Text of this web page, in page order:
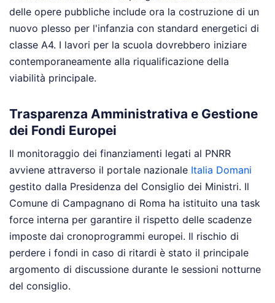
delle opere pubbliche include ora la costruzione di un
nuovo plesso per l'infanzia con standard energetici di
classe A4. I lavori per la scuola dovrebbero iniziare
contemporaneamente alla riqualificazione della
viabilità principale.
Trasparenza Amministrativa e Gestione
dei Fondi Europei
Il monitoraggio dei finanziamenti legati al PNRR
avviene attraverso il portale nazionale Italia Domani
gestito dalla Presidenza del Consiglio dei Ministri. Il
Comune di Campagnano di Roma ha istituito una task
force interna per garantire il rispetto delle scadenze
imposte dai cronoprogrammi europei. Il rischio di
perdere i fondi in caso di ritardi è stato il principale
argomento di discussione durante le sessioni notturne
del consiglio.